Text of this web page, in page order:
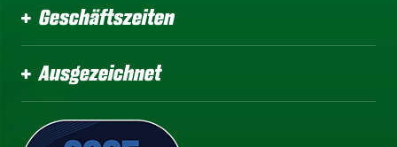
Geschäftszeiten
Ausgezeichnet